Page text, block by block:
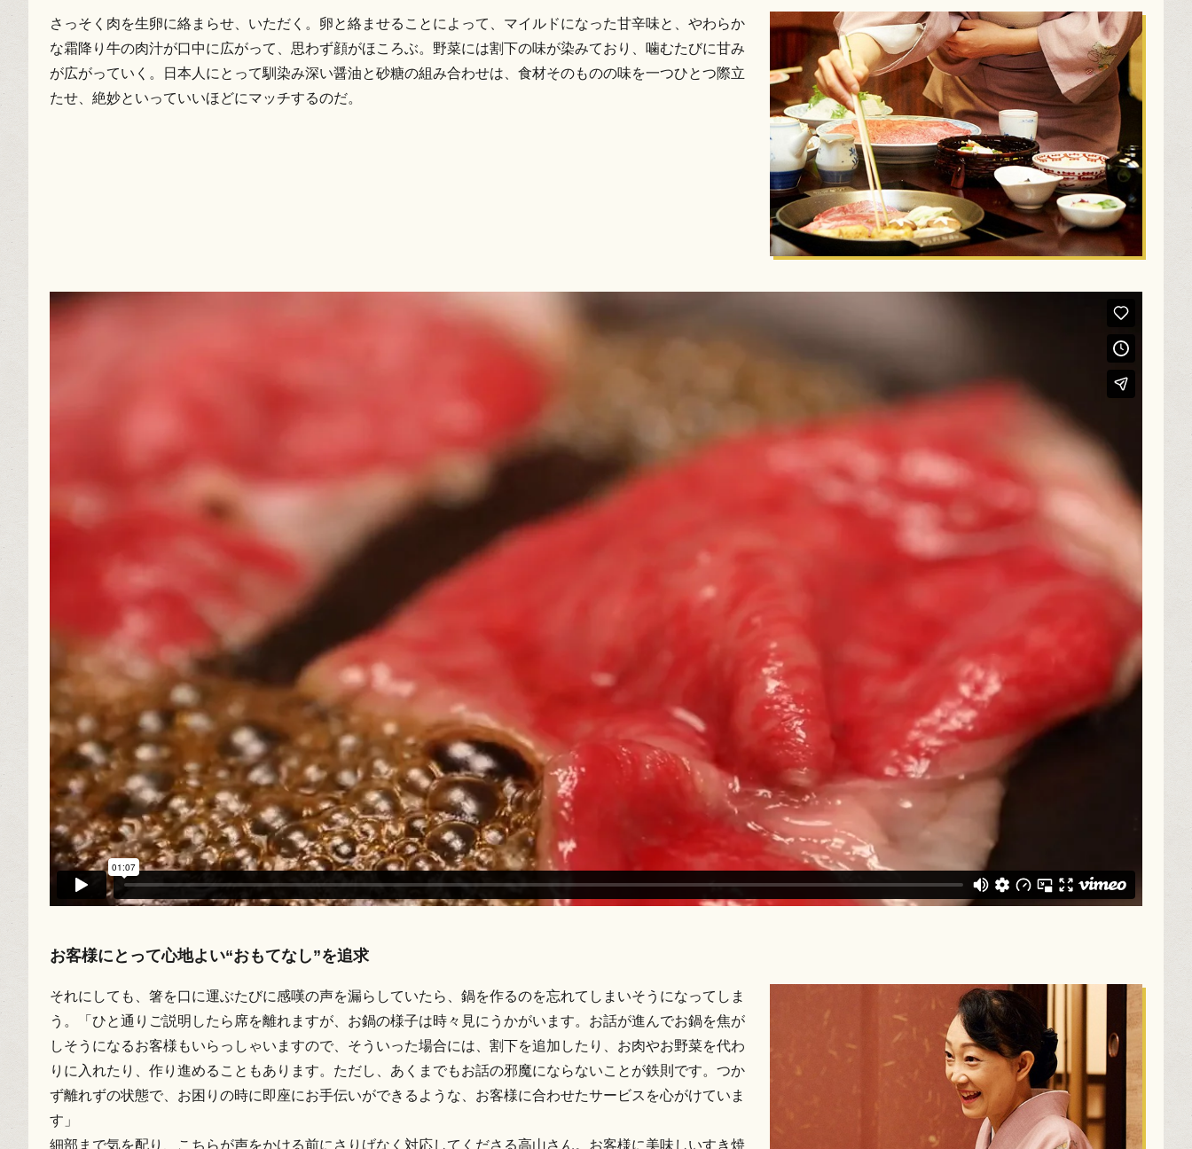
さっそく肉を生卵に絡まらせ、いただく。卵と絡ませることによって、マイルドになった甘辛味と、やわらか
な霜降り牛の肉汁が口中に広がって、思わず顔がほころぶ。野菜には割下の味が染みており、噛むたびに甘み
が広がっていく。日本人にとって馴染み深い醤油と砂糖の組み合わせは、食材そのものの味を一つひとつ際立
たせ、絶妙といっていいほどにマッチするのだ。
お客様にとって心地よい“おもてなし”を追求
それにしても、箸を口に運ぶたびに感嘆の声を漏らしていたら、鍋を作るのを忘れてしまいそうになってしま
う。「ひと通りご説明したら席を離れますが、お鍋の様子は時々見にうかがいます。お話が進んでお鍋を焦が
しそうになるお客様もいらっしゃいますので、そういった場合には、割下を追加したり、お肉やお野菜を代わ
りに入れたり、作り進めることもあります。ただし、あくまでもお話の邪魔にならないことが鉄則です。つか
ず離れずの状態で、お困りの時に即座にお手伝いができるような、お客様に合わせたサービスを心がけていま
す」
細部まで気を配り、こちらが声をかける前にさりげなく対応してくださる高山さん。お客様に美味しいすき焼